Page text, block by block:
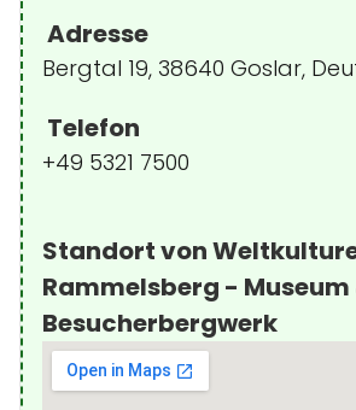
Adresse
Bergtal 19, 38640 Goslar,
Telefon
+49 5321 7500
Standort von
Rammelsberg - Museum
Besucherbergwerk